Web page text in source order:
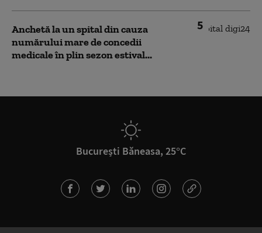
5
Anchetă la un spital din cauza
numărului mare de concedii
medicale în plin sezon estival...
București Băneasa, 25°C